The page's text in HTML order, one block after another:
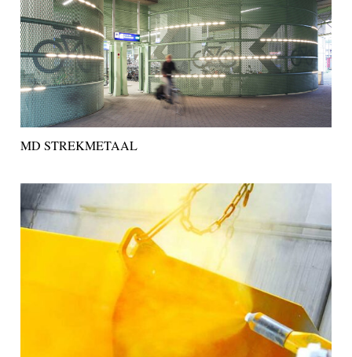
MD STREKMETAAL